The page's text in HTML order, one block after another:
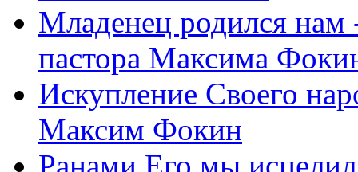
Младенец родился
пастора Максима
Искупление Своего
Максим Фокин
Ранами Его мы